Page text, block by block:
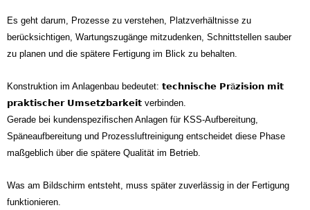
Es geht darum, Prozesse zu verstehen, Platzverhältnisse zu
berücksichtigen, Wartungszugänge mitzudenken, Schnittstellen sauber
zu planen und die spätere Fertigung im Blick zu behalten.
Konstruktion im Anlagenbau bedeutet: 𝘁𝗲𝗰𝗵𝗻𝗶𝘀𝗰𝗵𝗲 𝗣𝗿ä𝘇𝗶𝘀𝗶𝗼𝗻 𝗺𝗶𝘁
𝗽𝗿𝗮𝗸𝘁𝗶𝘀𝗰𝗵𝗲𝗿 𝗨𝗺𝘀𝗲𝘁𝘇𝗯𝗮𝗿𝗸𝗲𝗶𝘁 verbinden.
Gerade bei kundenspezifischen Anlagen für KSS-Aufbereitung,
Späneaufbereitung und Prozessluftreinigung entscheidet diese Phase
maßgeblich über die spätere Qualität im Betrieb.
Was am Bildschirm entsteht, muss später zuverlässig in der Fertigung
funktionieren.